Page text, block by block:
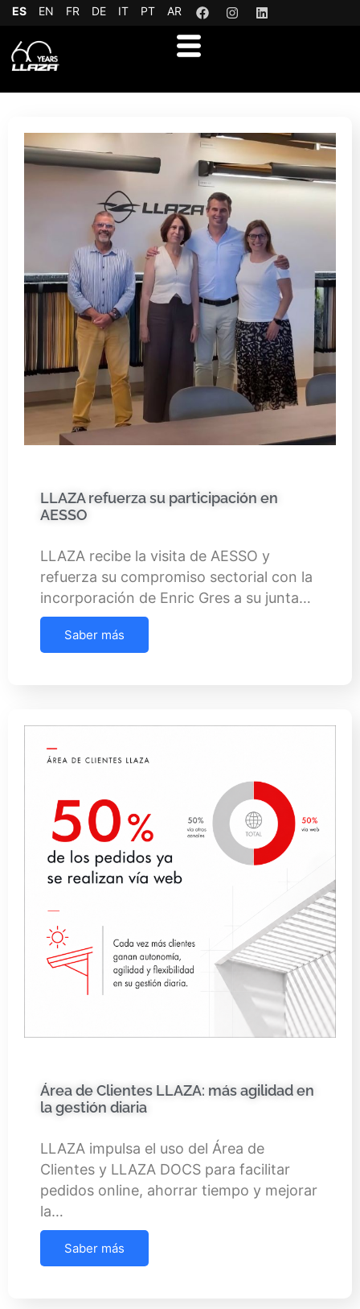
ES EN FR DE IT PT AR
LLAZA refuerza su participación en
AESSO
LLAZA recibe la visita de AESSO y
refuerza su compromiso sectorial con la
incorporación de Enric Gres a su junta…
Saber más
Área de Clientes LLAZA: más agilidad en
la gestión diaria
LLAZA impulsa el uso del Área de
Clientes y LLAZA DOCS para facilitar
pedidos online, ahorrar tiempo y mejorar
la…
Saber más